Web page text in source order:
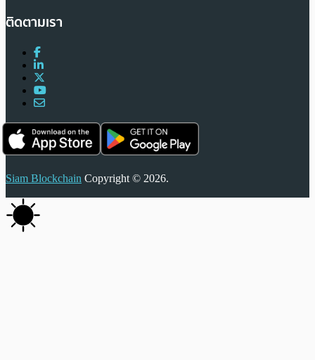
ติดตามเรา
Siam Blockchain Copyright © 2026.